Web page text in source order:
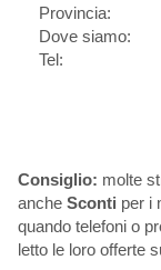
Provincia:
Dove siamo:
Tel:
Consiglio: molte
anche Sconti per i
quando telefoni o
letto le loro offerte